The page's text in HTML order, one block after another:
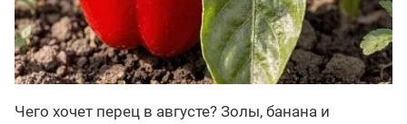
Чего хочет перец в августе? Золы, банана и